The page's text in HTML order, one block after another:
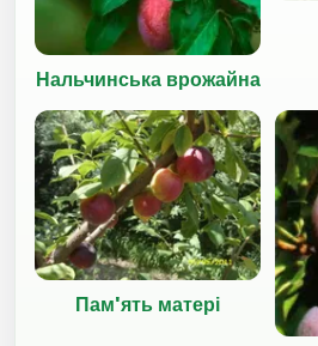
Нальчинська врожайна
Пам'ять матері